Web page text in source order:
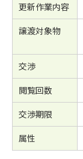
更新作業内容
譲渡対象物
交渉
閲覧回数
交渉期限
属性